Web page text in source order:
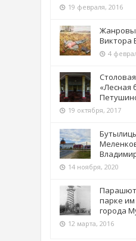
19 февраля, 2016
Виктора
4
«Лесная
19 октября, 2017
14 ноября, 2020
парке им
города
12 марта, 2016